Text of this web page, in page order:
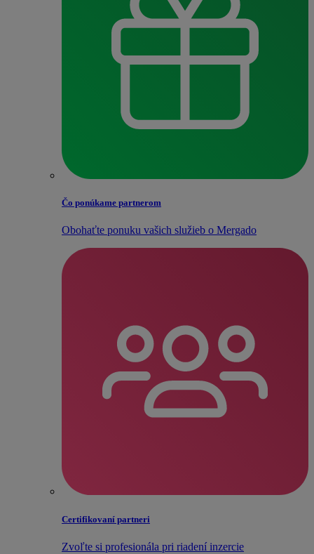
Čo ponúkame partnerom
Obohaťte ponuku vašich služieb o Mergado
Certifikovaní partneri
Zvoľte si profesionála pri riadení inzercie